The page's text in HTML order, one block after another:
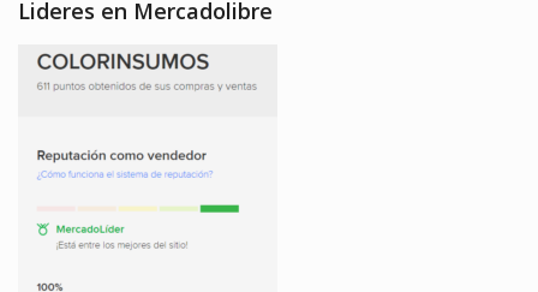
Lideres en Mercadolibre